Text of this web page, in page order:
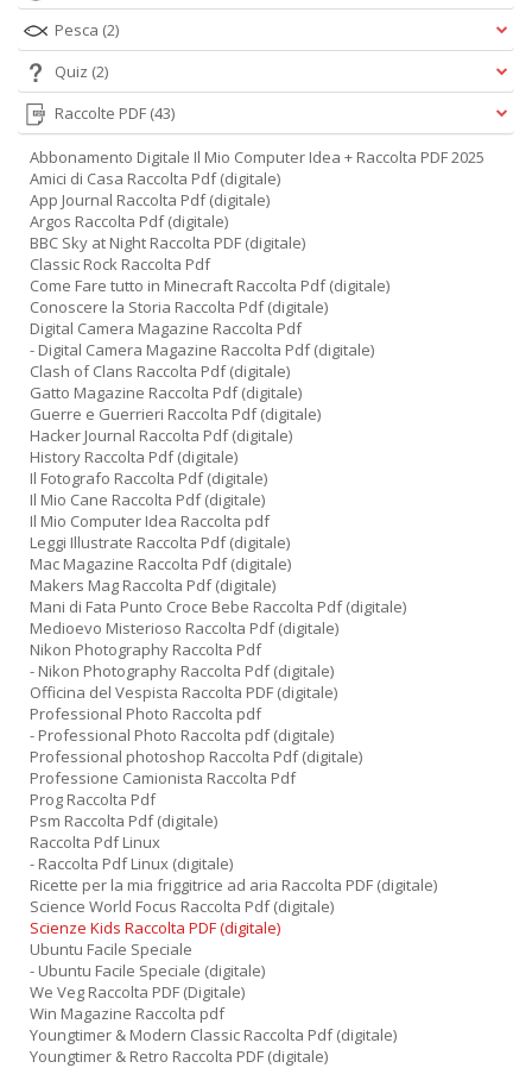
Pesca (2)
Quiz (2)
Raccolte PDF (43)
Abbonamento Digitale Il Mio Computer Idea + Raccolta PDF 2025
Amici di Casa Raccolta Pdf (digitale)
App Journal Raccolta Pdf (digitale)
Argos Raccolta Pdf (digitale)
BBC Sky at Night Raccolta PDF (digitale)
Classic Rock Raccolta Pdf
Come Fare tutto in Minecraft Raccolta Pdf (digitale)
Conoscere la Storia Raccolta Pdf (digitale)
Digital Camera Magazine Raccolta Pdf
- Digital Camera Magazine Raccolta Pdf (digitale)
Clash of Clans Raccolta Pdf (digitale)
Gatto Magazine Raccolta Pdf (digitale)
Guerre e Guerrieri Raccolta Pdf (digitale)
Hacker Journal Raccolta Pdf (digitale)
History Raccolta Pdf (digitale)
Il Fotografo Raccolta Pdf (digitale)
Il Mio Cane Raccolta Pdf (digitale)
Il Mio Computer Idea Raccolta pdf
Leggi Illustrate Raccolta Pdf (digitale)
Mac Magazine Raccolta Pdf (digitale)
Makers Mag Raccolta Pdf (digitale)
Mani di Fata Punto Croce Bebe Raccolta Pdf (digitale)
Medioevo Misterioso Raccolta Pdf (digitale)
Nikon Photography Raccolta Pdf
- Nikon Photography Raccolta Pdf (digitale)
Officina del Vespista Raccolta PDF (digitale)
Professional Photo Raccolta pdf
- Professional Photo Raccolta pdf (digitale)
Professional photoshop Raccolta Pdf (digitale)
Professione Camionista Raccolta Pdf
Prog Raccolta Pdf
Psm Raccolta Pdf (digitale)
Raccolta Pdf Linux
- Raccolta Pdf Linux (digitale)
Ricette per la mia friggitrice ad aria Raccolta PDF (digitale)
Science World Focus Raccolta Pdf (digitale)
Scienze Kids Raccolta PDF (digitale)
Ubuntu Facile Speciale
- Ubuntu Facile Speciale (digitale)
We Veg Raccolta PDF (Digitale)
Win Magazine Raccolta pdf
Youngtimer & Modern Classic Raccolta Pdf (digitale)
Youngtimer & Retro Raccolta PDF (digitale)